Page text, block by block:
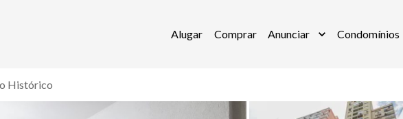
Alugar Comprar Anunciar Condomínios
Histórico